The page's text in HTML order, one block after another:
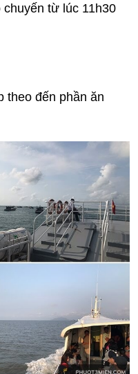
từ lúc 11h30
theo đến phần ăn